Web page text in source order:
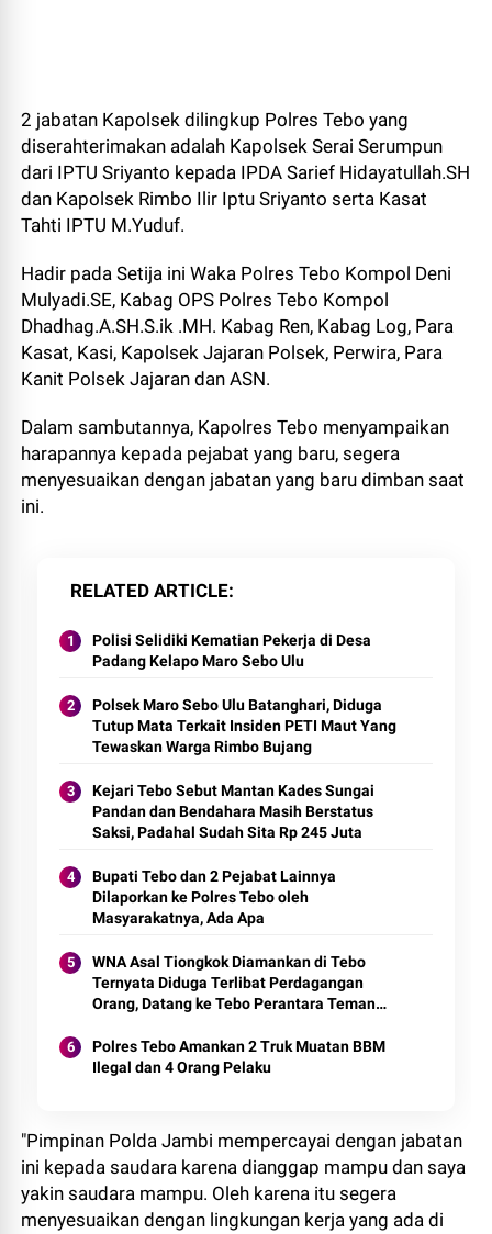
2 jabatan Kapolsek dilingkup Polres Tebo yang
diserahterimakan adalah Kapolsek Serai Serumpun
dari IPTU Sriyanto kepada IPDA Sarief Hidayatullah.SH
dan Kapolsek Rimbo Ilir Iptu Sriyanto serta Kasat
Tahti IPTU M.Yuduf.
Hadir pada Setija ini Waka Polres Tebo Kompol Deni
Mulyadi.SE, Kabag OPS Polres Tebo Kompol
Dhadhag.A.SH.S.ik .MH. Kabag Ren, Kabag Log, Para
Kasat, Kasi, Kapolsek Jajaran Polsek, Perwira, Para
Kanit Polsek Jajaran dan ASN.
Dalam sambutannya, Kapolres Tebo menyampaikan
harapannya kepada pejabat yang baru, segera
menyesuaikan dengan jabatan yang baru dimban saat
ini.
RELATED ARTICLE
Polisi Selidiki Kematian Pekerja di Desa
Padang Kelapo Maro Sebo Ulu
Polsek Maro Sebo Ulu Batanghari, Diduga
Tutup Mata Terkait Insiden PETI Maut Yang
Tewaskan Warga Rimbo Bujang
Kejari Tebo Sebut Mantan Kades Sungai
Pandan dan Bendahara Masih Berstatus
Saksi, Padahal Sudah Sita Rp 245 Juta
Bupati Tebo dan 2 Pejabat Lainnya
Dilaporkan ke Polres Tebo oleh
Masyarakatnya, Ada Apa
WNA Asal Tiongkok Diamankan di Tebo
Ternyata Diduga Terlibat Perdagangan
Orang, Datang ke Tebo Perantara Teman
Polres Tebo Amankan 2 Truk Muatan BBM
Ilegal dan 4 Orang Pelaku
"Pimpinan Polda Jambi mempercayai dengan jabatan
ini kepada saudara karena dianggap mampu dan saya
yakin saudara mampu. Oleh karena itu segera
menyesuaikan dengan lingkungan kerja yang ada di